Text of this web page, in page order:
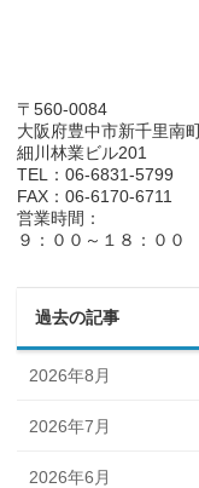
〒560-0084
大阪府豊中市新千里南
細川林業ビル201
TEL：06-6831-5799
FAX：06-6170-6711
営業時間：
９：００～１８：００
過去の記事
2026年8月
2026年7月
2026年6月